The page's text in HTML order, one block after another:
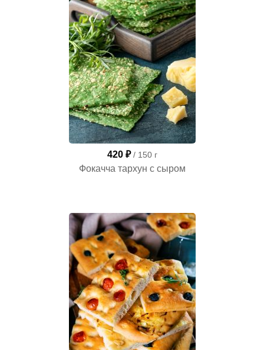
420 ₽ / 150 г
Фокачча тархун с сыром